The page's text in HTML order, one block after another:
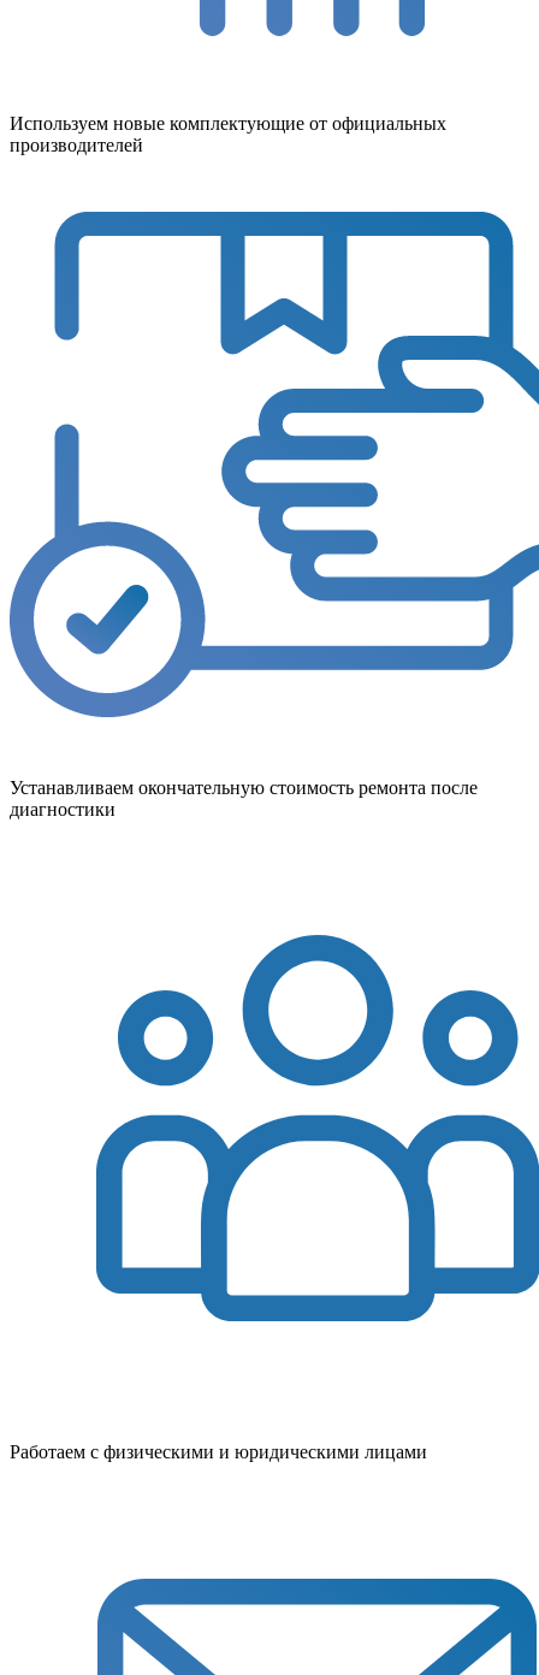
Используем новые комплектующие от официальных
производителей
Устанавливаем окончательную стоимость ремонта после
диагностики
Работаем с физическими и юридическими лицами